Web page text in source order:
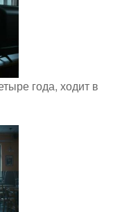
года, ходит в